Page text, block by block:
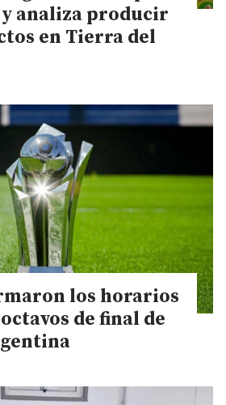
analiza producir
en Tierra del
los horarios
de final de